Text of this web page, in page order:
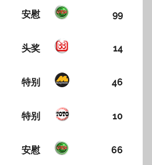
安慰 99
头奖 14
特别 46
特别 10
安慰 66